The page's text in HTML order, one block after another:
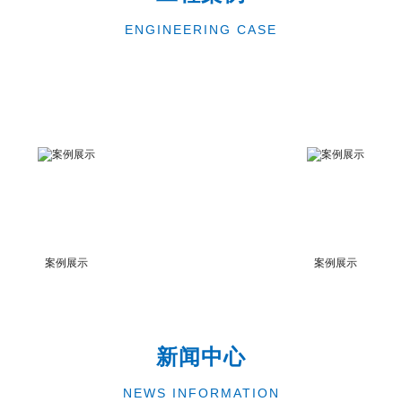
ENGINEERING CASE
案例展示 案例展示
新闻中心
NEWS INFORMATION